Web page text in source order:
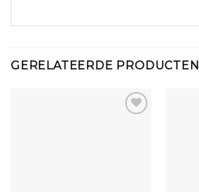
GERELATEERDE PRODUCTEN